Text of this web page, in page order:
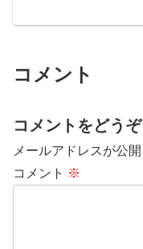
コメント
コメントをどうぞ
メールアドレスが公
コメント ※